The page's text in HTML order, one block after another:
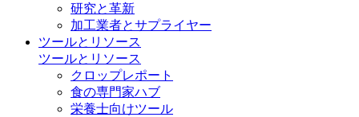
研究と革新
加工業者とサプライヤー
ツールとリソース
ツールとリソース
クロップレポート
食の専門家ハブ
栄養士向けツール